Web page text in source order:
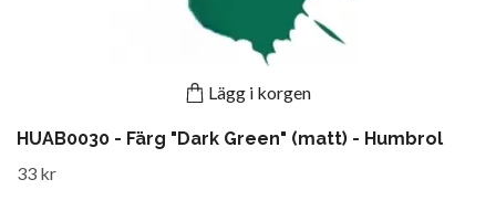
Lägg i korgen
HUAB0030 - Färg "Dark Green" (matt) - Humbrol
33 kr